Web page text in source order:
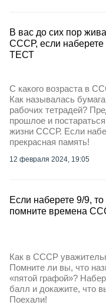
В вас до сих пор
СССР, если
ТЕСТ
С какого возраста в
Как называлась
рабочих тетрадей?
прошлое и
жизни СССР. Если
прекрасная память!
12 февраля 2024, 19:05
Если наберете 9/9,
помните времена
Как в СССР
Помните ли вы, что
«пятой графой»?
балл и докажите, что
Поехали!